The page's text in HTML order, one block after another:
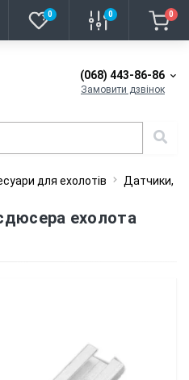
0 0 0
(068) 443-86-86
Замовити дзвінок
для ехолотів Датчики,
ехолота